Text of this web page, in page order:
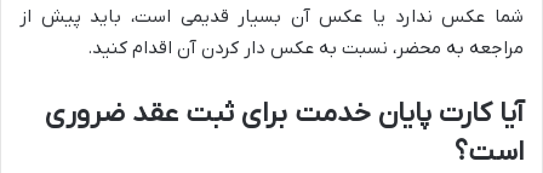
شما عکس ندارد یا عکس آن بسیار قدیمی است، باید پیش از
مراجعه به محضر، نسبت به عکس دار کردن آن اقدام کنید.
آیا کارت پایان خدمت برای ثبت عقد ضروری
است؟